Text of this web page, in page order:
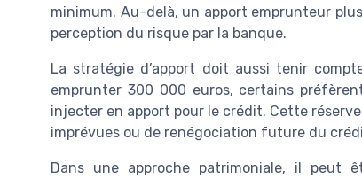
minimum. Au-delà, un apport emprunteur
perception du risque par la banque.
La stratégie d’apport doit aussi tenir
emprunter 300 000 euros, certains
injecter en apport pour le crédit. Cette
imprévues ou de renégociation future du
Dans une approche patrimoniale, il peut